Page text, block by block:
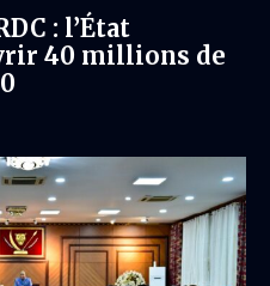
: l’État
40 millions de